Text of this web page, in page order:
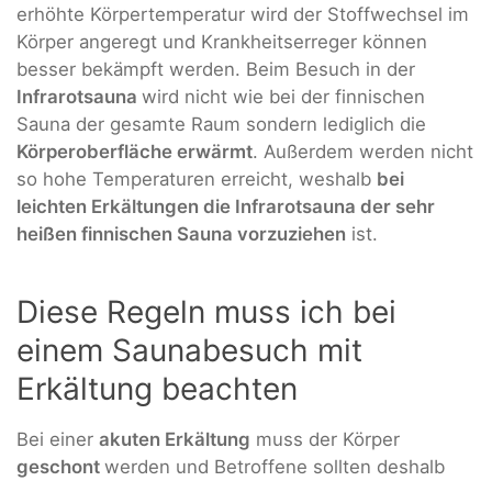
erhöhte Körpertemperatur wird der Stoffwechsel im
Körper angeregt und Krankheitserreger können
besser bekämpft werden. Beim Besuch in der
Infrarotsauna wird nicht wie bei der finnischen
Sauna der gesamte Raum sondern lediglich die
Körperoberfläche erwärmt. Außerdem werden nicht
so hohe Temperaturen erreicht, weshalb bei
leichten Erkältungen die Infrarotsauna der sehr
heißen finnischen Sauna vorzuziehen ist.
Diese Regeln muss ich bei
einem Saunabesuch mit
Erkältung beachten
Bei einer akuten Erkältung muss der Körper
geschont werden und Betroffene sollten deshalb